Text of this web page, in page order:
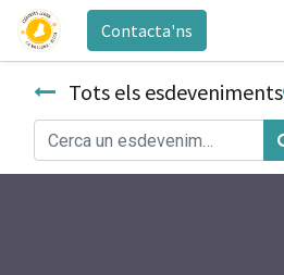
Contacta'ns
Tots els esdeveniments